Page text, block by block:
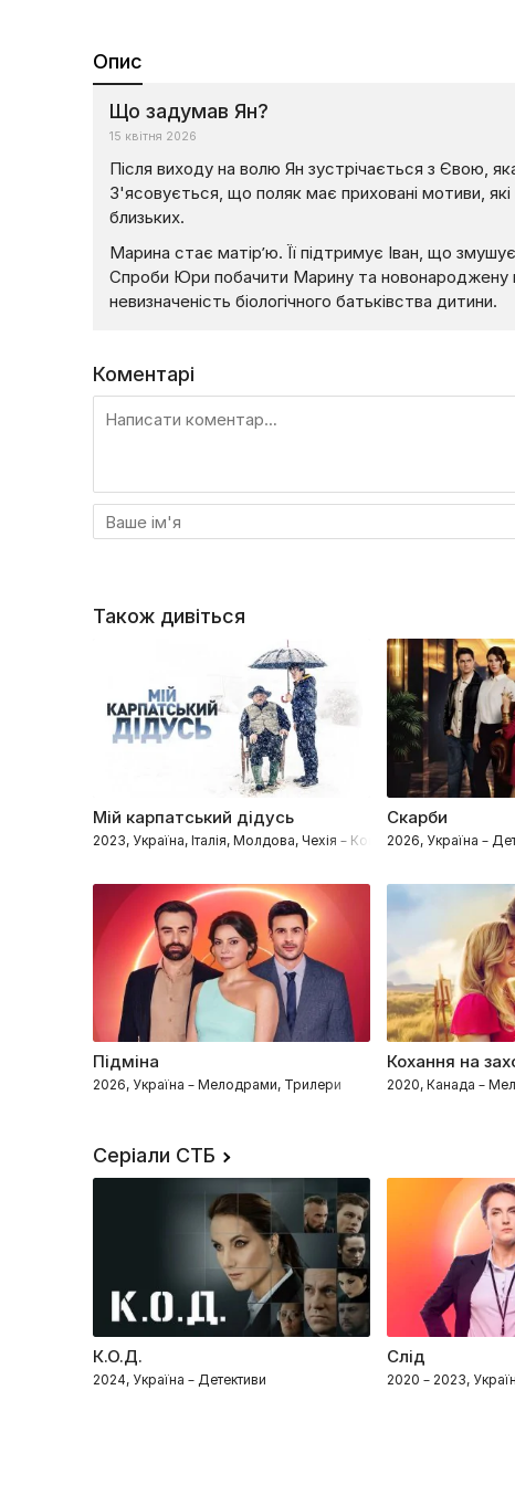
Опис
Що задумав Ян?
15 квітня 2026
Після виходу на волю Ян зустрічається з Євою,
З'ясовується, що поляк має приховані мотиви,
близьких.
Марина стає матір’ю. Її підтримує Іван, що
Спроби Юри побачити Марину та новонароджену
невизначеність біологічного батьківства дитини.
Коментарі
Також дивіться
Мій карпатський дідусь
2023, Україна, Італія, Молдова, Чехія – Комедії, Сімейні,
Скарби
2026, Україна –
Підміна
2026, Україна – Мелодрами, Трилери
Кохання на
2020, Канада –
Серіали СТБ
К.О.Д.
2024, Україна – Детективи
Слід
2020 – 2023,